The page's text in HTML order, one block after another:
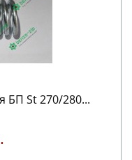
БП St 270/280...